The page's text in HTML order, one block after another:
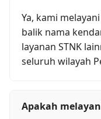
Ya, kami
balik nama
layanan STNK
seluruh wilayah
Apakah